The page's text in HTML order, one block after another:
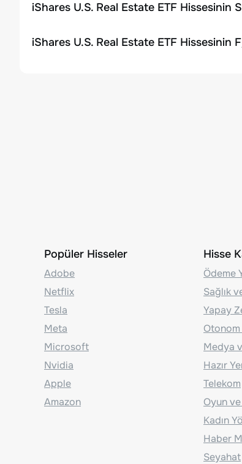
iShares U.S. Real Estate ETF Hissesinin
iShares U.S. Real Estate ETF Hissesinin
Popüler Hisseler
Adobe
Netflix
Tesla
Meta
Microsoft
Nvidia
Apple
Amazon
Hisse
Ödeme
Sağlık
Yapay
Medya
Hazır
Telekom
Oyun
Kadın
Haber
Seyahat